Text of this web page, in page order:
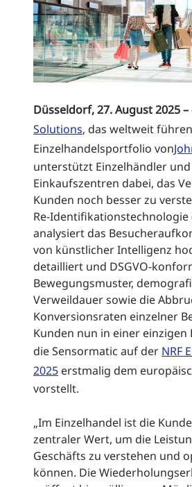
Düsseldorf, 27. August 2025 –
Solutions, das weltweit
Einzelhandelsportfolio von
unterstützt Einzelhändler
Einkaufszentren dabei, das
Kunden noch besser zu
Re-Identifikationstechnologie
analysiert das
von künstlicher Intelligenz
detailliert und DSGVO-
Bewegungsmuster,
Verweildauer sowie die
Konversionsraten einzelner
Kunden nun in einer einzigen
die Sensormatic auf der NRF
2025 erstmalig dem
vorstellt.
„Im Einzelhandel ist die
zentraler Wert, um die
Geschäfts zu verstehen und
können. Die